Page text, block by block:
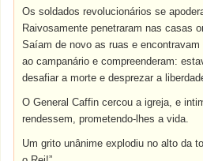
Os soldados revolucionários se
Raivosamente penetraram nas casas
Saíam de novo as ruas e
ao campanário e compreenderam:
desafiar a morte e desprezar a
O General Caffin cercou a igreja, e
rendessem, prometendo-lhes a vida.
Um grito unânime explodiu no alto da